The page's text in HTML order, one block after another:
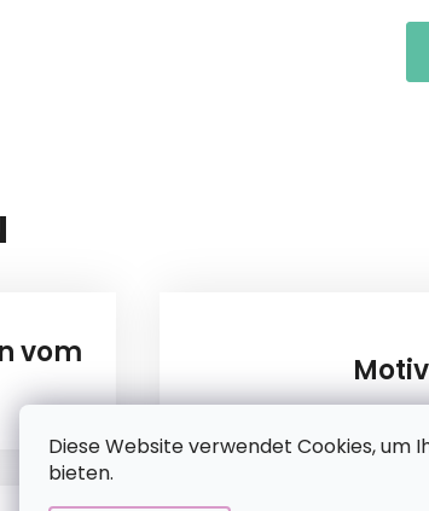
Diese Website verwendet Cookies, um
bieten.
vom